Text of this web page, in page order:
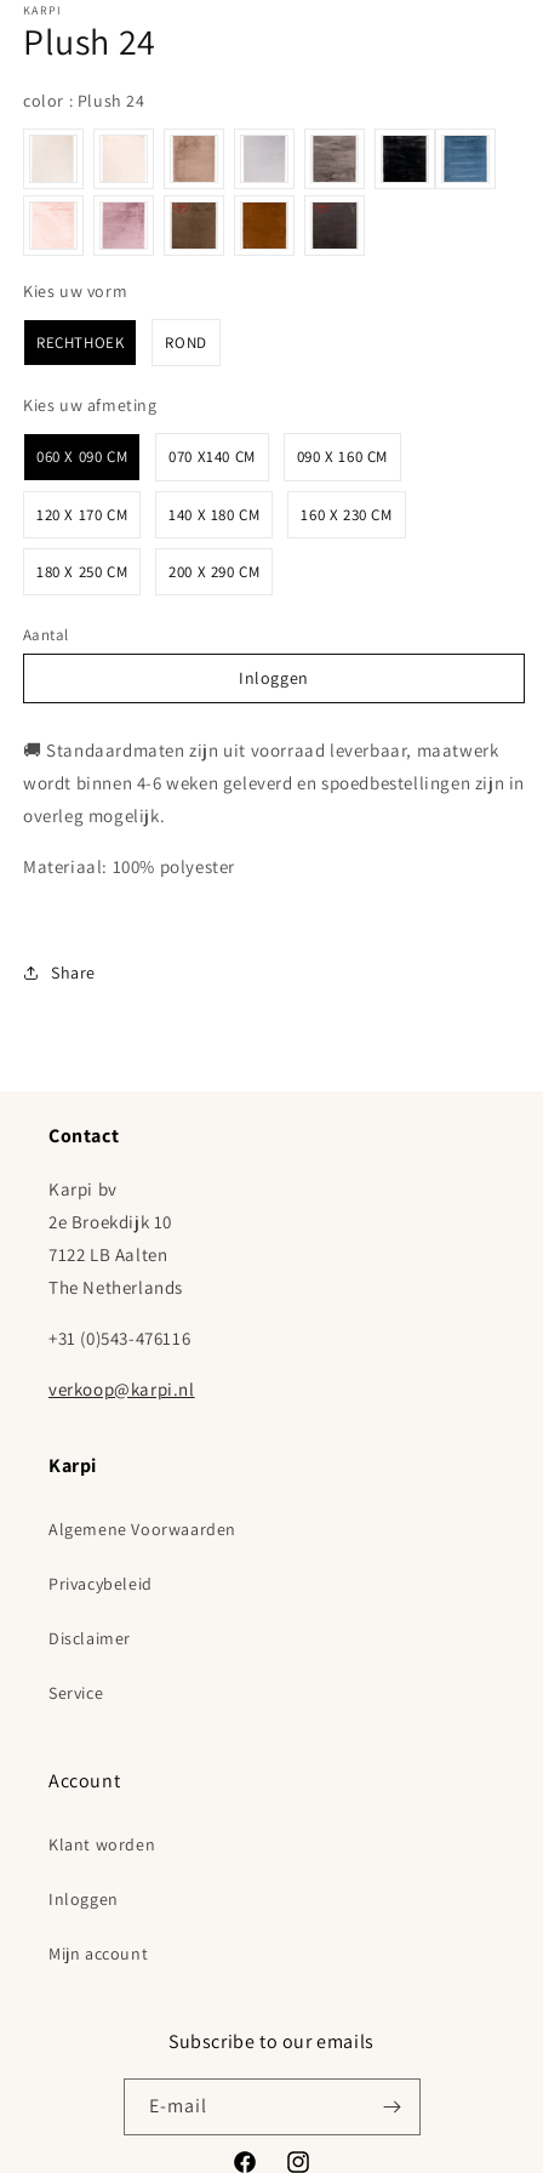
KARPI
Plush 24
color : Plush 24color
Kies uw vorm
RECHTHOEK ROND
Kies uw afmetingKies uw afmeting
060 X 090 CM 070 X140 CM 090 X 160 CM
120 X 170 CM 140 X 180 CM 160 X 230 CM
180 X 250 CM 200 X 290 CM
Aantal
Inloggen
Inloggen
🚚 Standaardmaten zijn uit voorraad leverbaar, maatwerk
wordt binnen 4-6 weken geleverd en spoedbestellingen zijn in
overleg mogelijk.
Materiaal: 100% polyester
Share
Contact
Karpi bv
2e Broekdijk 10
7122 LB Aalten
The Netherlands
+31 (0)543-476116
verkoop@karpi.nl
Karpi
Algemene Voorwaarden
Privacybeleid
Disclaimer
Service
Account
Klant worden
Inloggen
Mijn account
Subscribe to our emails
E‑mail